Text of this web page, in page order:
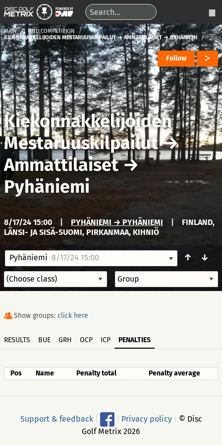
MAIN
FIND COMPETITION
KIEKONNAKKELIJOIDEN MESTARUUSKILPAILUT → AMMATTILAISET → PYHÄNIEMI
Follow
Kiekonnakkelijoiden
Mestaruuskilpailut→
Ammattilaiset→
Pyhäniemi
8/17/24 15:00 PYHÄNIEMI → PYHÄNIEMI
FINLAND,
LÄNSI- JA SISÄ-SUOMI, PIRKANMAA, KIHNIÖ
Pyhäniemi 8/17/24 15:00 ↑ ↓
Show groups: click here
RESULTS BUE GRH OCP ICP PENALTIES
Pos Name Penalty total Penalty average
Support & feedback Privacy policy
© Disc
Golf Metrix 2026